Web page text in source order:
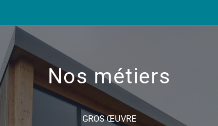
Nos métiers
GROS ŒUVRE